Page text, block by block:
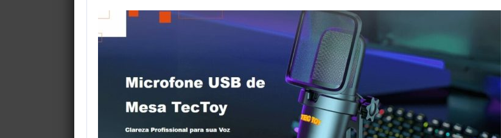
Jogos de Aventura